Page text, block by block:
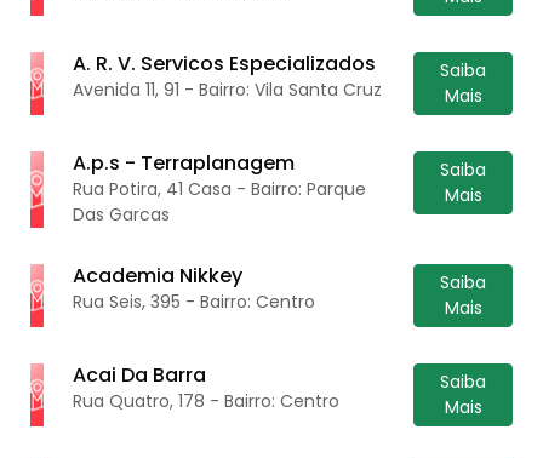
A. R. V. Servicos Especializados
Avenida 11, 91 - Bairro: Vila Santa Cruz
Saiba
Mais
A.p.s - Terraplanagem
Rua Potira, 41 Casa - Bairro: Parque
Das Garcas
Saiba
Mais
Academia Nikkey
Rua Seis, 395 - Bairro: Centro
Saiba
Mais
Acai Da Barra
Rua Quatro, 178 - Bairro: Centro
Saiba
Mais